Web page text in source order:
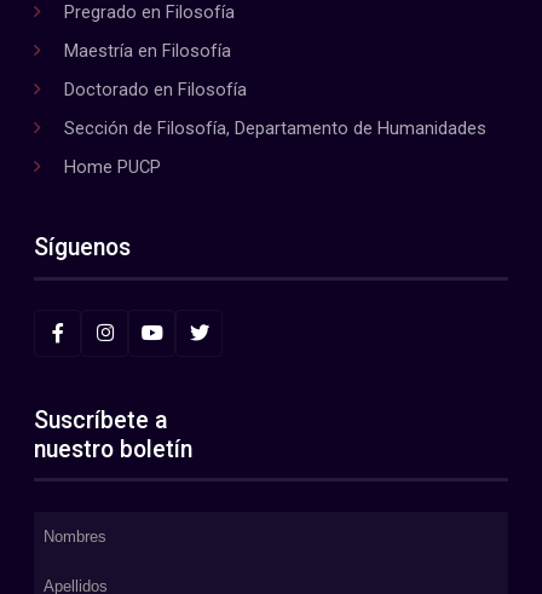
Pregrado en Filosofía
Maestría en Filosofía
Doctorado en Filosofía
Sección de Filosofía, Departamento de Humanidades
Home PUCP
Síguenos
Suscríbete a
nuestro boletín